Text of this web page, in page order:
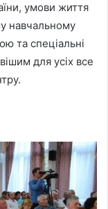
умови життя
навчальному
та спеціальні
для усіх все